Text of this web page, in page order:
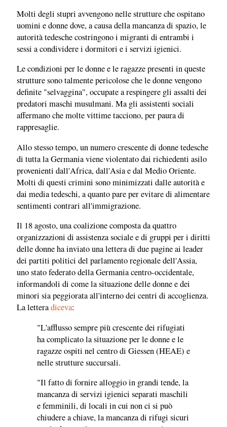
Molti degli stupri avvengono nelle strutture che ospitano
uomini e donne dove, a causa della mancanza di spazio, le
autorità tedesche costringono i migranti di entrambi i
sessi a condividere i dormitori e i servizi igienici.
Le condizioni per le donne e le ragazze presenti in queste
strutture sono talmente pericolose che le donne vengono
definite "selvaggina", occupate a respingere gli assalti dei
predatori maschi musulmani. Ma gli assistenti sociali
affermano che molte vittime tacciono, per paura di
rappresaglie.
Allo stesso tempo, un numero crescente di donne tedesche
di tutta la Germania viene violentato dai richiedenti asilo
provenienti dall'Africa, dall'Asia e dal Medio Oriente.
Molti di questi crimini sono minimizzati dalle autorità e
dai media tedeschi, a quanto pare per evitare di alimentare
sentimenti contrari all'immigrazione.
Il 18 agosto, una coalizione composta da quattro
organizzazioni di assistenza sociale e di gruppi per i diritti
delle donne ha inviato una lettera di due pagine ai leader
dei partiti politici del parlamento regionale dell'Assia,
uno stato federato della Germania centro-occidentale,
informandoli di come la situazione delle donne e dei
minori sia peggiorata all'interno dei centri di accoglienza.
La letteradiceva:
"L'afflusso sempre più crescente dei rifugiati
ha complicato la situazione per le donne e le
ragazze ospiti nel centro di Giessen (HEAE) e
nelle strutture succursali.
"Il fatto di fornire alloggio in grandi tende, la
mancanza di servizi igienici separati maschili
e femminili, di locali in cui non ci si può
chiudere a chiave, la mancanza di rifugi sicuri